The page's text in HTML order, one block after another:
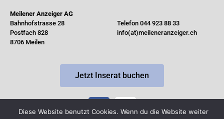
Meilener Anzeiger AG
Bahnhofstrasse 28
Postfach 828
8706 Meilen
Telefon 044 923 88 33
info(at)meileneranzeiger.ch
Jetzt Inserat buchen
Diese Website benutzt Cookies. Wenn du die Website weiter